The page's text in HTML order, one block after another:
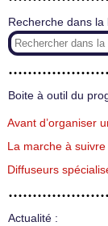
Recherche dans
Boite à outil du
Avant d’organiser
La marche à
Diffuseurs
Actualité :